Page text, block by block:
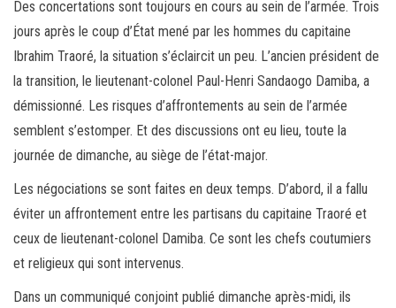
ok er
er
Des concertations sont toujours en cours au sein de l’armée. Trois
jours après le coup d’État mené par les hommes du capitaine
Ibrahim Traoré, la situation s’éclaircit un peu. L’ancien président de
la transition, le lieutenant-colonel Paul-Henri Sandaogo Damiba, a
démissionné. Les risques d’affrontements au sein de l’armée
semblent s’estomper. Et des discussions ont eu lieu, toute la
journée de dimanche, au siège de l’état-major.
Les négociations se sont faites en deux temps. D’abord, il a fallu
éviter un affrontement entre les partisans du capitaine Traoré et
ceux de lieutenant-colonel Damiba. Ce sont les chefs coutumiers
et religieux qui sont intervenus.
Dans un communiqué conjoint publié dimanche après-midi, ils